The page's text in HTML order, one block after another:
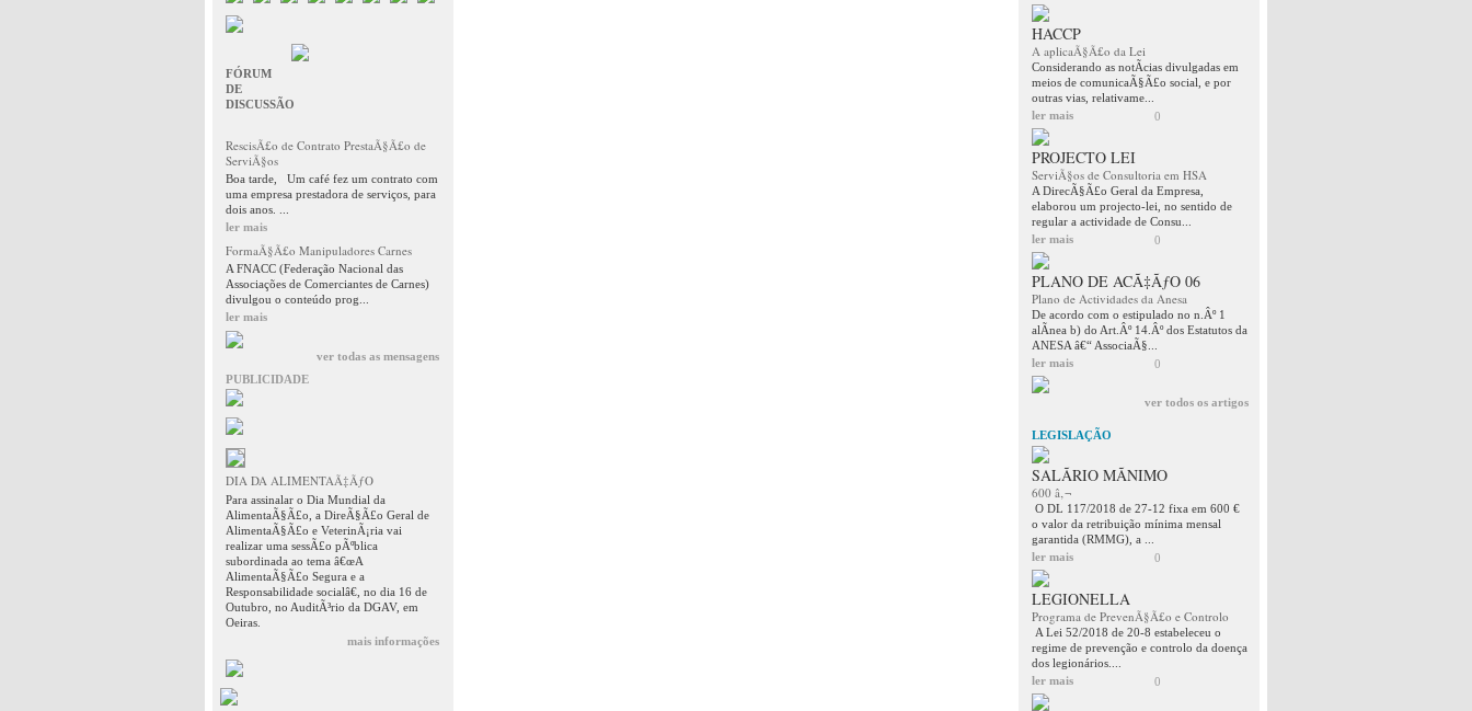
FÓRUM
DE
DISCUSSÃO
RescisÃ£o de Contrato PrestaÃ§Ã£o de
ServiÃ§os
Boa tarde, Um café fez um contrato com
uma empresa prestadora de serviços, para
dois anos. ...
ler mais
FormaÃ§Ã£o Manipuladores Carnes
A FNACC (Federação Nacional das
Associações de Comerciantes de Carnes)
divulgou o conteúdo prog...
ler mais
ver todas as mensagens
PUBLICIDADE
DIA DA ALIMENTAÃ‡ÃƒO
Para assinalar o Dia Mundial da
AlimentaÃ§Ã£o, a DireÃ§Ã£o Geral de
AlimentaÃ§Ã£o e VeterinÃ¡ria vai
realizar uma sessÃ£o pÃºblica
subordinada ao tema â€œA
AlimentaÃ§Ã£o Segura e a
Responsabilidade socialâ€, no dia 16 de
Outubro, no AuditÃ³rio da DGAV, em
Oeiras.
mais informações
HACCP
A aplicaÃ§Ã£o da Lei
Considerando as notÃ­cias divulgadas em
meios de comunicaÃ§Ã£o social, e por
outras vias, relativame...
ler mais
0
PROJECTO LEI
ServiÃ§os de Consultoria em HSA
A DirecÃ§Ã£o Geral da Empresa,
elaborou um projecto-lei, no sentido de
regular a actividade de Consu...
ler mais
0
PLANO DE ACÃ‡ÃƒO 06
Plano de Actividades da Anesa
De acordo com o estipulado no n.Âº 1
alÃ­nea b) do Art.Âº 14.Âº dos Estatutos da
ANESA â€“ AssociaÃ§...
ler mais
0
ver todos os artigos
LEGISLAÇÃO
SALÃRIO MÃNIMO
600 â‚¬
O DL 117/2018 de 27-12 fixa em 600 €
o valor da retribuição mínima mensal
garantida (RMMG), a ...
ler mais
0
LEGIONELLA
Programa de PrevenÃ§Ã£o e Controlo
A Lei 52/2018 de 20-8 estabeleceu o
regime de prevenção e controlo da doença
dos legionários....
ler mais
0